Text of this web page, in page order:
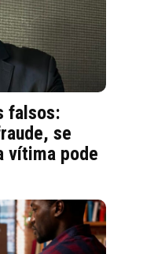
falsos:
se
vítima pode